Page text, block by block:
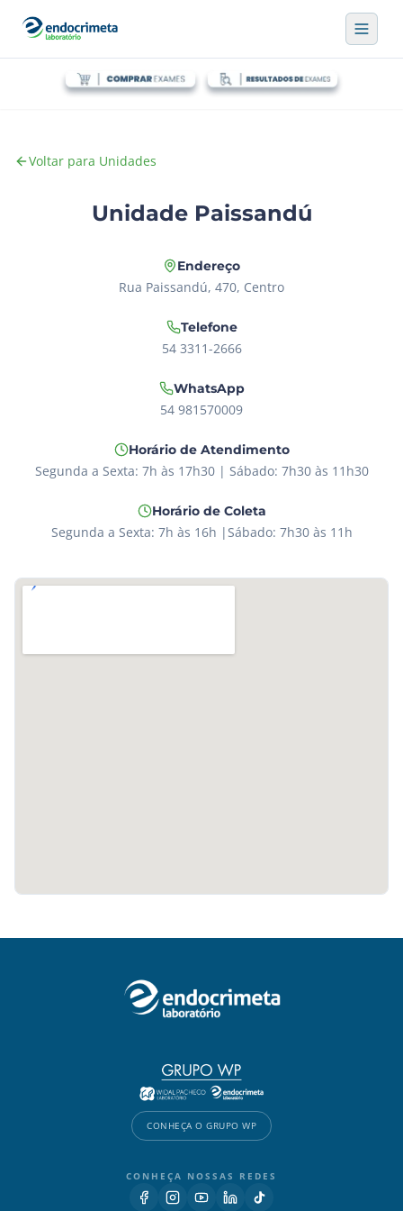
Voltar para Unidades
Unidade Paissandú
Endereço
Rua Paissandú, 470, Centro
Telefone
54 3311-2666
WhatsApp
54 981570009
Horário de Atendimento
Segunda a Sexta: 7h às 17h30 | Sábado: 7h30 às 11h30
Horário de Coleta
Segunda a Sexta: 7h às 16h |Sábado: 7h30 às 11h
CONHEÇA O GRUPO WP
CONHEÇA NOSSAS REDES